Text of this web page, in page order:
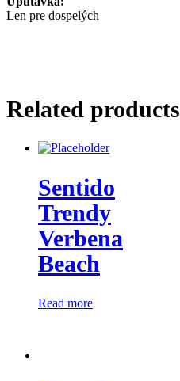
Len pre dospelých
Related products
Sentido
Trendy
Verbena
Beach
Read more